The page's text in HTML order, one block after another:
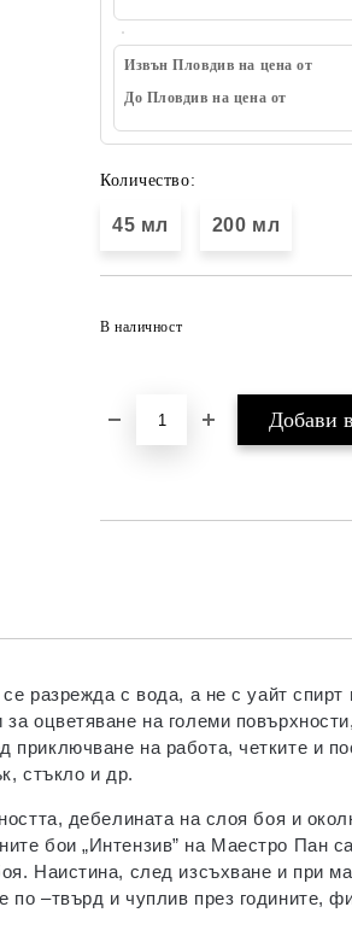
Извън Пловдив на цена от
До Пловдив на цена от
Количество:
45 мл 200 мл
В наличност
разрежда с вода, а не с уайт
оцветяване на големи
на работа, четките и
стъкло и др.
дебелината на слоя боя и
бои „Интензив” на Маестро Пан
Наистина, след изсъхване и при
–твърд и чуплив през годините,